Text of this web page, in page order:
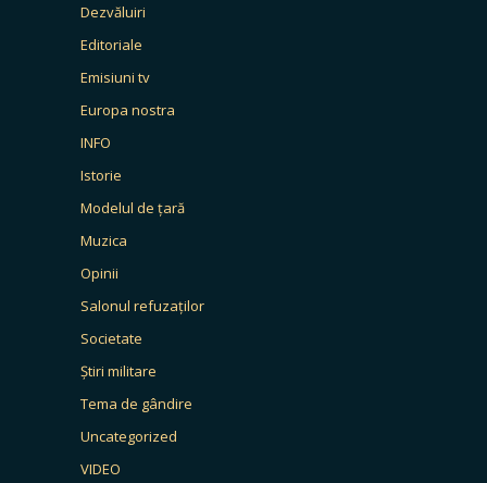
Dezvăluiri
Editoriale
Emisiuni tv
Europa nostra
INFO
Istorie
Modelul de țară
Muzica
Opinii
Salonul refuzaților
Societate
Știri militare
Tema de gândire
Uncategorized
VIDEO